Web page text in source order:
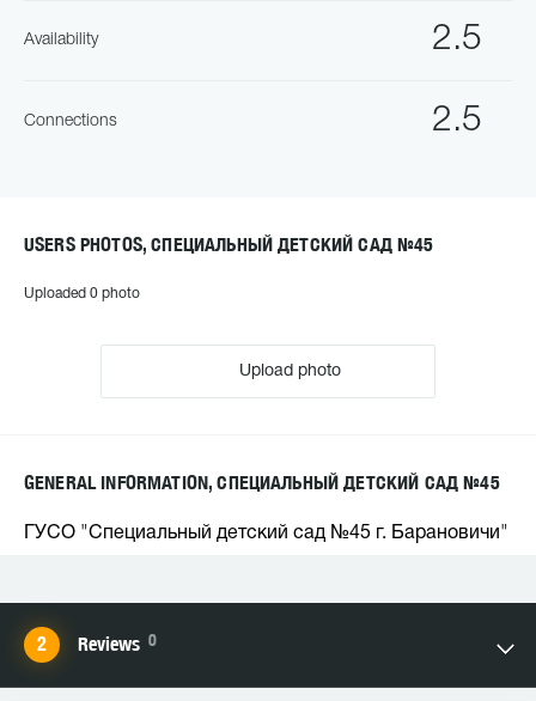
2.5
Availability
2.5
Connections
USERS PHOTOS, СПЕЦИАЛЬНЫЙ ДЕТСКИЙ САД №45
Uploaded 0 photo
Upload photo
GENERAL INFORMATION, СПЕЦИАЛЬНЫЙ ДЕТСКИЙ САД №45
ГУСО "Специальный детский сад №45 г. Барановичи"
Reviews 0